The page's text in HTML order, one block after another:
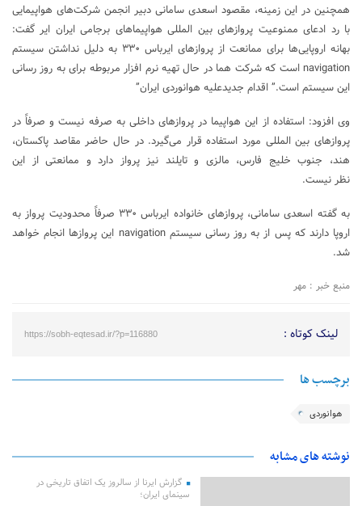
همچنین در این زمینه، مقصود اسعدی سامانی دبیر انجمن شرکت‌های هواپیمایی
با رد ادعای ممنوعیت پروازهای بین المللی هواپیماهای برجامی ایران ایر گفت:
بهانه اروپایی‌ها برای ممانعت از پروازهای ایرباس ۳۳۰ به دلیل نداشتن سیستم
navigation است که شرکت هما در حال تهیه نرم افزار مربوطه برای به روز رسانی
این سیستم است.” اقدام جدیدعلیه هوانوردی ایران”
وی افزود: استفاده از این هواپیما در پروازهای داخلی به صرفه نیست و صرفاً در
پروازهای بین المللی مورد استفاده قرار می‌گیرد. در حال حاضر مقاصد پاکستان،
هند، جنوب خلیج فارس، مالزی و تایلند نیز پرواز دارد و ممانعتی از این
نظر نیست.
به گفته اسعدی سامانی، پروازهای خانواده ایرباس ۳۳۰ صرفاً محدودیت پرواز به
اروپا دارند که پس از به روز رسانی سیستم navigation این پروازها انجام خواهد
شد.
منبع خبر : مهر
لینک کوتاه : https://sobh-eqtesad.ir/?p=116880
برچسب ها
هوانوردی
نوشته های مشابه
گزارش ایرنا از سالروز یک اتفاق تاریخی در
سینمای ایران؛